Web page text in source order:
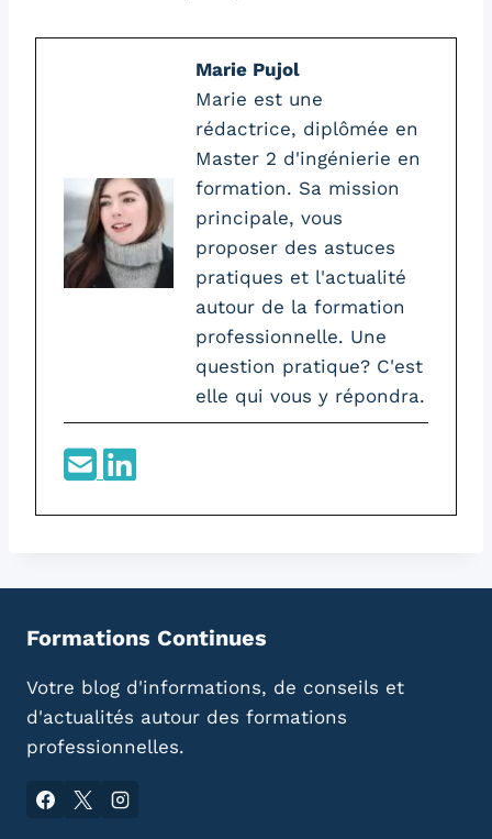
Marie Pujol
Marie est une
rédactrice, diplômée en
Master 2 d'ingénierie en
formation. Sa mission
principale, vous
proposer des astuces
pratiques et l'actualité
autour de la formation
professionnelle. Une
question pratique? C'est
elle qui vous y répondra.
Formations Continues
Votre blog d'informations, de conseils et
d'actualités autour des formations
professionnelles.